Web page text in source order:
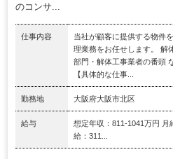
のコンサ...
仕事内容
当社が顧客に提供する物件
理業務をお任せします。 解
部門・解体工事業者の番頭
【具体的な仕事...
勤務地 大阪府大阪市北区
給与
想定年収：811-1041万円 月
給：311...